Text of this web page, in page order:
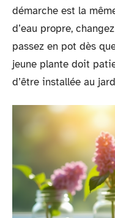
démarche est la
d’eau propre,
passez en pot dès
jeune plante doit
d’être installée au